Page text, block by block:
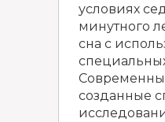
условиях
минутного
сна с
созданные